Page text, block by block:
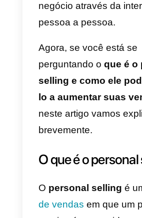
Embora a forma
evoluído nos
existem técnicas
são infalíveis e
deve ter sempre
alcançar o
as suas vendas,
umamaneira
aumentar as
negócio através